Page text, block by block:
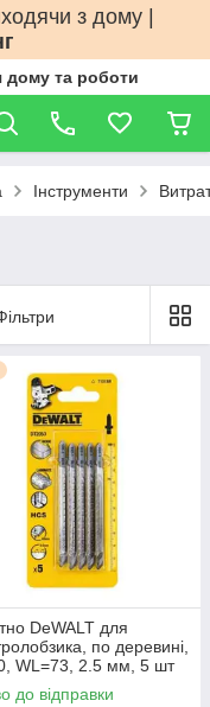
з дому |
дому та роботи
Інструменти
DeWALT для
по деревині,
WL=73, 2.5 мм, 5 шт
- оригінал
до відправки